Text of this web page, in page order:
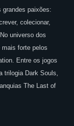
grandes paixões:
colecionar,
universo dos
forte pelos
Entre os jogos
trilogia Dark Souls,
The Last of